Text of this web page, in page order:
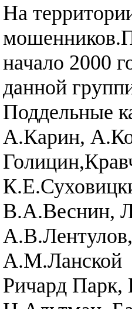
На
начало 2000
данной
Поддельные
А.Карин,
В.А.Веснин,
А.М.Ланской
Ричард Парк,